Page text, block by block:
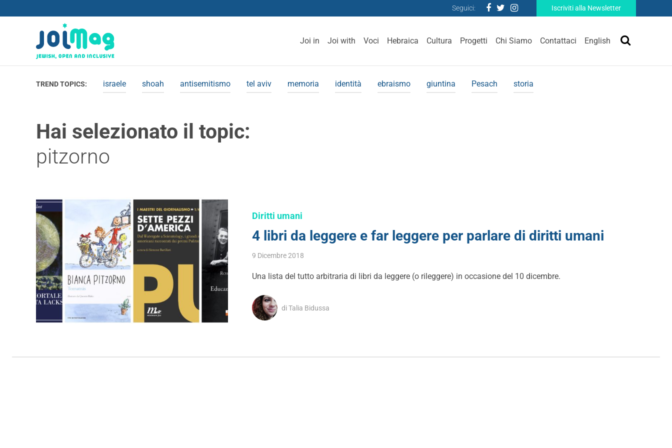
Seguici: Iscriviti alla Newsletter
Joi in Joi with Voci Hebraica Cultura Progetti Chi Siamo Contattaci English
TREND TOPICS: israele shoah antisemitismo tel aviv memoria identità ebraismo giuntina Pesach storia
Hai selezionato il topic:
pitzorno
Diritti umani
4 libri da leggere e far leggere per parlare di diritti umani
9 Dicembre 2018
Una lista del tutto arbitraria di libri da leggere (o rileggere) in occasione del 10 dicembre.
di Talia Bidussa